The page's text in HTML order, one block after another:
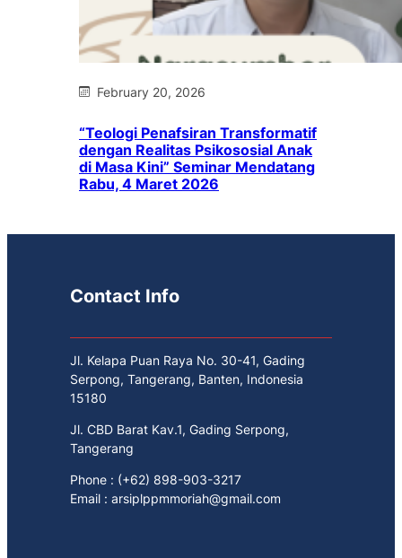
February 20, 2026
“Teologi Penafsiran Transformatif
dengan Realitas Psikososial Anak
di Masa Kini” Seminar Mendatang
Rabu, 4 Maret 2026
Contact Info
Jl. Kelapa Puan Raya No. 30-41, Gading
Serpong, Tangerang, Banten, Indonesia
15180
Jl. CBD Barat Kav.1, Gading Serpong,
Tangerang
Phone : (+62) 898-903-3217
Email : arsiplppmmoriah@gmail.com